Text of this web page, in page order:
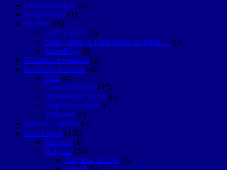
Călători-scriitori (3)
Despre Mine (1)
Diverse (69)
Aici aș vrea ! (2)
Statui, statui, E plină lumea de statui…. (9)
SuperBlog (8)
Gânduri pe tastatură (2)
Informatii si sfaturi (42)
Bani (4)
Cazari verificate (17)
Gastronomie locala (6)
Pregătiri de drum. (7)
Transport (7)
Istorii si Legende (7)
Restul lumii (138)
Andorra (1)
Bulgaria (20)
Bulgaria, diverse (3)